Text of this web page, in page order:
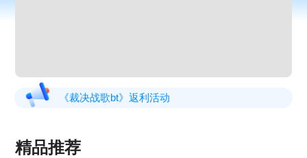
《裁决战歌bt》返利活动
《虎符传奇》常驻线下充值返利活动
精品推荐